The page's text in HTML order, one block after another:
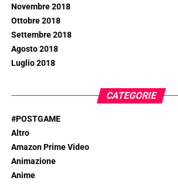
Novembre 2018
Ottobre 2018
Settembre 2018
Agosto 2018
Luglio 2018
CATEGORIE
#POSTGAME
Altro
Amazon Prime Video
Animazione
Anime